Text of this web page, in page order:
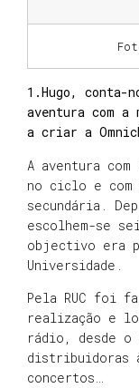
1.Hugo, conta-
aventura com a
a criar a
A aventura
no ciclo e com
secundária.
escolhem-se
objectivo era
Universidade.
Pela RUC foi
realização e
rádio, desde o
distribuidoras
concertos…